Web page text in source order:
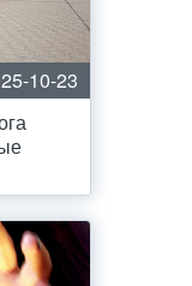
10-23